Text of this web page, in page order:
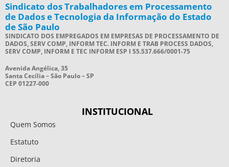
Sindicato dos Trabalhadores em Processamento
de Dados e Tecnologia da Informação do Estado
de São Paulo
SINDICATO DOS EMPREGADOS EM EMPRESAS DE PROCESSAMENTO DE
DADOS, SERV COMP, INFORM TEC. INFORM E TRAB PROCESS DADOS,
SERV COMP, INFORM E TEC INFORM ESP I 55.537.666/0001-75
Avenida Angélica, 35
Santa Cecília – São Paulo – SP
CEP 01227-000
INSTITUCIONAL
Quem Somos
Estatuto
Diretoria